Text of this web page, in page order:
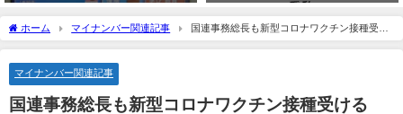
ホーム マイナンバー関連記事
国連事務総長も新型コロナワクチン接種受け
る
マイナンバー関連記事
国連事務総長も新型コロナワクチン接種受ける